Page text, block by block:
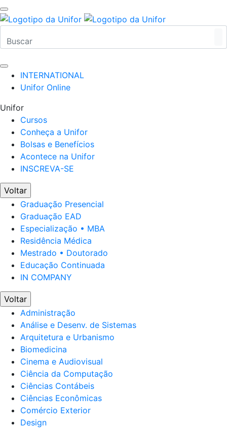
INTERNATIONAL
Unifor Online
Unifor
Cursos
Conheça a Unifor
Bolsas e Benefícios
Acontece na Unifor
INSCREVA-SE
Voltar
Graduação Presencial
Graduação EAD
Especialização • MBA
Residência Médica
Mestrado • Doutorado
Educação Continuada
IN COMPANY
Voltar
Administração
Análise e Desenv. de Sistemas
Arquitetura e Urbanismo
Biomedicina
Cinema e Audiovisual
Ciência da Computação
Ciências Contábeis
Ciências Econômicas
Comércio Exterior
Design